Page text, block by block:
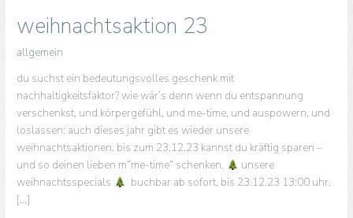
weihnachtsaktion 23
allgemein
du suchst ein bedeutungsvolles geschenk mit
nachhaltigkeitsfaktor? wie wär’s denn wenn du entspannung
verschenkst, und körpergefühl, und me-time, und auspowern, und
loslassen: auch dieses jahr gibt es wieder unsere
weihnachtsaktionen. bis zum 23.12.23 kannst du kräftig sparen –
und so deinen lieben m“me-time“ schenken.
unsere
weihnachtsspecials
buchbar ab sofort, bis 23.12.23 13:00 uhr.
[…]